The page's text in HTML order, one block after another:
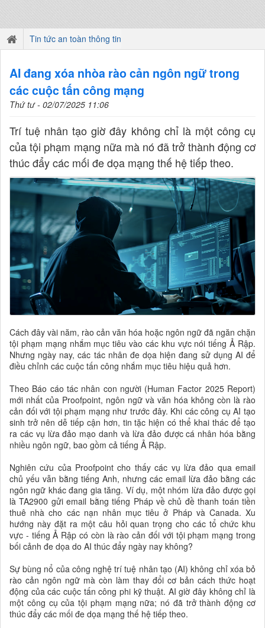
Tin tức an toàn thông tin
AI đang xóa nhòa rào cản ngôn ngữ trong
các cuộc tấn công mạng
Thứ tư - 02/07/2025 11:06
Trí tuệ nhân tạo giờ đây không chỉ là một công cụ
của tội phạm mạng nữa mà nó đã trở thành động cơ
thúc đẩy các mối đe dọa mạng thế hệ tiếp theo.
Cách đây vài năm, rào cản văn hóa hoặc ngôn ngữ đã ngăn chặn
tội phạm mạng nhắm mục tiêu vào các khu vực nói tiếng Ả Rập.
Nhưng ngày nay, các tác nhân đe dọa hiện đang sử dụng AI để
điều chỉnh các cuộc tấn công nhắm mục tiêu hiệu quả hơn.
Theo Báo cáo tác nhân con người (Human Factor 2025 Report)
mới nhất của Proofpoint, ngôn ngữ và văn hóa không còn là rào
cản đối với tội phạm mạng như trước đây. Khi các công cụ AI tạo
sinh trở nên dễ tiếp cận hơn, tin tặc hiện có thể khai thác để tạo
ra các vụ lừa đảo mạo danh và lừa đảo được cá nhân hóa bằng
nhiều ngôn ngữ, bao gồm cả tiếng Ả Rập.
Nghiên cứu của Proofpoint cho thấy các vụ lừa đảo qua email
chủ yếu vẫn bằng tiếng Anh, nhưng các email lừa đảo bằng các
ngôn ngữ khác đang gia tăng. Ví dụ, một nhóm lừa đảo được gọi
là TA2900 gửi email bằng tiếng Pháp về chủ đề thanh toán tiền
thuê nhà cho các nạn nhân mục tiêu ở Pháp và Canada. Xu
hướng này đặt ra một câu hỏi quan trọng cho các tổ chức khu
vực - tiếng Ả Rập có còn là rào cản đối với tội phạm mạng trong
bối cảnh đe dọa do AI thúc đẩy ngày nay không?
Sự bùng nổ của công nghệ trí tuệ nhân tạo (AI) không chỉ xóa bỏ
rào cản ngôn ngữ mà còn làm thay đổi cơ bản cách thức hoạt
động của các cuộc tấn công phi kỹ thuật. AI giờ đây không chỉ là
một công cụ của tội phạm mạng nữa; nó đã trở thành động cơ
thúc đẩy các mối đe dọa mạng thế hệ tiếp theo.